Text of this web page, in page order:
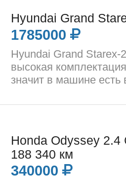
Hyundai Grand
1785000
Hyundai Grand Starex-
высокая
значит в машине есть
Honda Odyssey 2.4
188 340 км
340000